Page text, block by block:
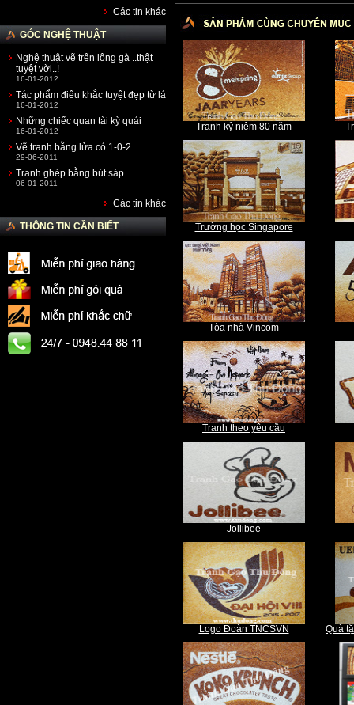
Các tin khác
GÓC NGHỆ THUẬT
Nghệ thuật vẽ trên lông gà ..thật
tuyệt vời..!
16-01-2012
Tác phẩm điêu khắc tuyệt đẹp từ lá
16-01-2012
Những chiếc quan tài kỳ quái
16-01-2012
Vẽ tranh bằng lửa có 1-0-2
29-06-2011
Tranh ghép bằng bút sáp
06-01-2011
Các tin khác
THÔNG TIN CẦN BIẾT
Tranh kỷ niệm 80 năm
Trường học Singapore
Tòa nhà Vincom
Tranh theo yêu cầu
Jollibee
Logo Đoàn TNCSVN Quà